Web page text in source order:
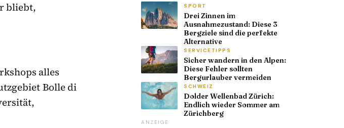
bliebt,
alles
Bolle di
SPORT
Drei Zinnen im
Ausnahmezustand: Diese 3
Bergziele sind die perfekte
Alternative
SERVICETIPPS
Sicher wandern in den Alpen:
Diese Fehler sollten
Bergurlauber vermeiden
SCHWEIZ
Dolder Wellenbad Zürich:
Endlich wieder Sommer am
Zürichberg
ANZEIGE